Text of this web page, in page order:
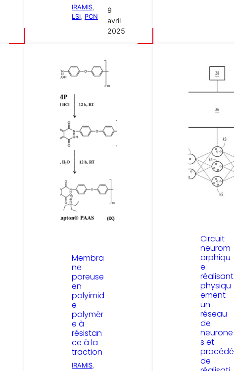
IRAMIS
LSI PCN
9
avril
2025
Membra
ne
poreuse
en
polyimid
e
polymèr
e à
résistan
ce à la
traction
IRAMIS
Circuit
neurom
orphiqu
e
réalisant
physiqu
ement
un
réseau
de
neurone
s et
procédé
de